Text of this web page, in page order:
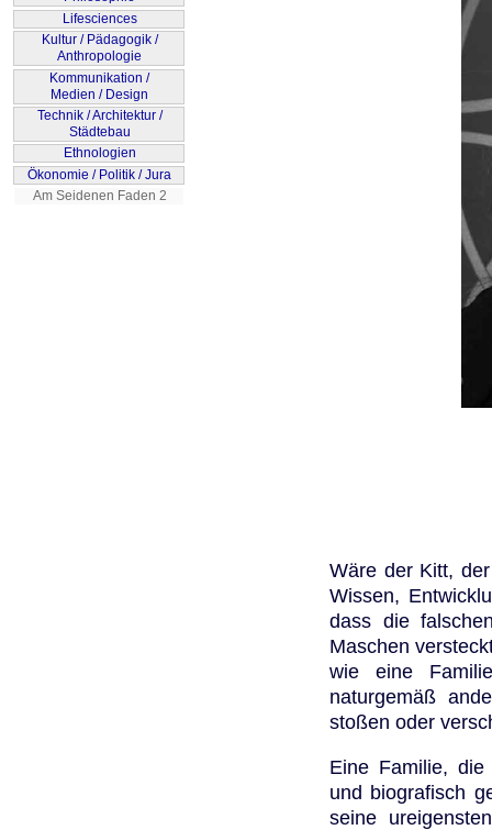
Wäre der Kitt,
Wissen,
dass die
Maschen
wie eine
naturgemäß
stoßen oder
Eine Familie,
und biografisch
seine